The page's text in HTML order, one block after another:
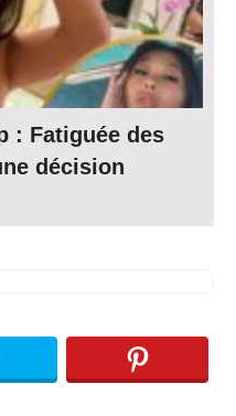
: Fatiguée des
décision